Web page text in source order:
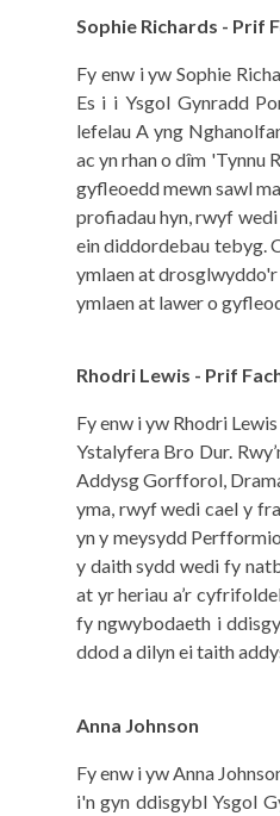
Sophie Richards - Prif
Fy enw i yw Sophie
Es i i Ysgol Gynradd
lefelau A yng
ac yn rhan o dîm 'Tynnu
gyfleoedd mewn sawl
profiadau hyn, rwyf
ein diddordebau tebyg.
ymlaen at
ymlaen at lawer o
Rhodri Lewis - Prif
Fy enw i yw Rhodri
Ystalyfera Bro Dur.
Addysg Gorfforol,
yma, rwyf wedi cael y
yn y meysydd
y daith sydd wedi fy
at yr heriau a’r
fy ngwybodaeth i
ddod a dilyn ei taith
Anna Johnson
Fy enw i yw Anna
i'n gyn ddisgybl Ysgol